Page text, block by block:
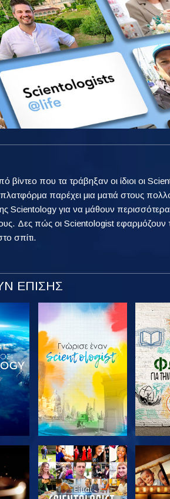
βίντεο που τα τράβηξαν οι ίδιοι οι
παρέχει μια ματιά στους
Scientology για να μάθουν
Δες πώς οι Scientologist εφαρμόζουν
σπίτι.
ΕΠΙΣΗΣ
ΤΗ
ΕΞΕΡΕΥΝΗΣΤΕ ΤΗ
ΣΕΙΡΑ